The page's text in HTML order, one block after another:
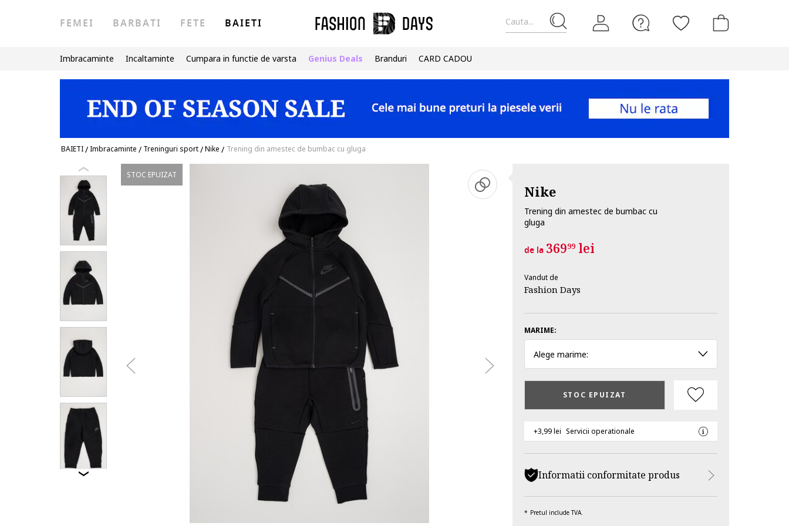
Cauta...
FEMEI BARBATI FETE BAIETI
Imbracaminte Incaltaminte Cumpara in functie de varsta Genius Deals Branduri CARD CADOU
BAIETI/Imbracaminte / Treninguri sport/Nike / Trening din amestec de bumbac cu gluga
STOC EPUIZAT
Nike
Trening din amestec de bumbac cu
gluga
de la 36999lei
Vandut de
Fashion Days
MARIME:
Alege marime:
STOC EPUIZAT
+3,99 lei Servicii operationale
Informatii conformitate produs
Pretul include TVA.